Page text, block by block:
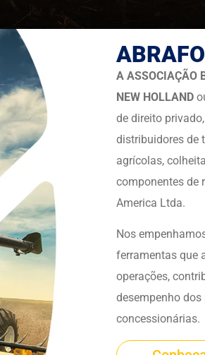
A ASSOCIAÇÃO
NEW HOLLAND
de direito
distribuidores de
agrícolas,
componentes de
America Ltda.
Nos
ferramentas que
operações,
desempenho dos
concessionárias.